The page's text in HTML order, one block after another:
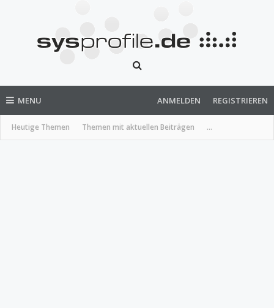
MENU
Heutige Themen Themen mit aktuellen Beiträgen ...
ANMELDEN REGISTRIEREN